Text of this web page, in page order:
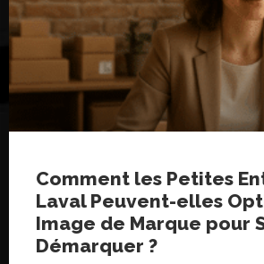
Comment les Petites
Laval Peuvent-elles
Image de Marque pour
Démarquer ?